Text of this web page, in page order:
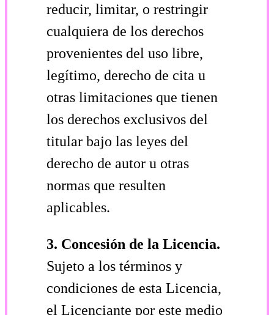
reducir, limitar, o restringir
cualquiera de los derechos
provenientes del uso libre,
legítimo, derecho de cita u
otras limitaciones que tienen
los derechos exclusivos del
titular bajo las leyes del
derecho de autor u otras
normas que resulten
aplicables.
3. Concesión de la Licencia.
Sujeto a los términos y
condiciones de esta Licencia,
el Licenciante por este medio